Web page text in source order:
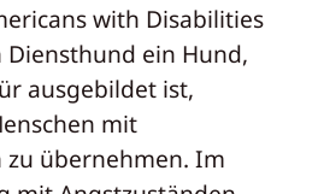
with Disabilities
Diensthund ein Hund,
ausgebildet ist,
mit
übernehmen. Im